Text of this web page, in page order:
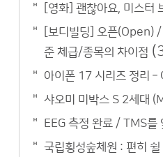
[영화] 괜찮아요, 미스
[보디빌딩] 오픈(Open)
준 체급/종목의 차이점
아이폰 17 시리즈 정리
샤오미 미박스 S 2세대
EEG 측정 완료 / TMS
국립횡성숲체원 : 편히